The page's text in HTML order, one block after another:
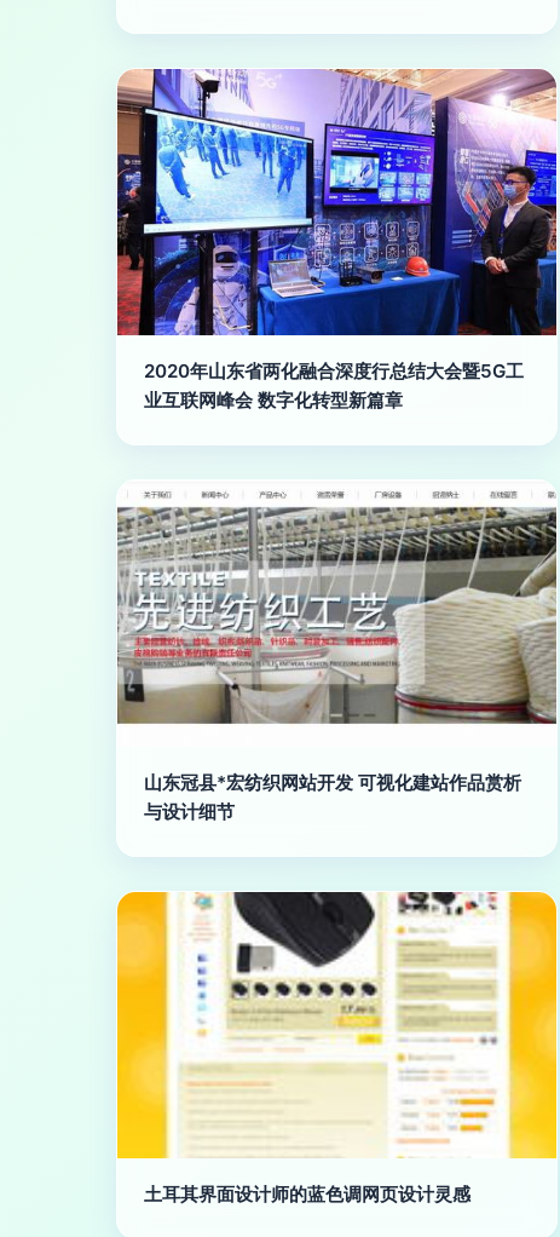
2020年山东省两化融合深度行总结大会暨5G工
业互联网峰会 数字化转型新篇章
山东冠县*宏纺织网站开发 可视化建站作品赏析
与设计细节
土耳其界面设计师的蓝色调网页设计灵感